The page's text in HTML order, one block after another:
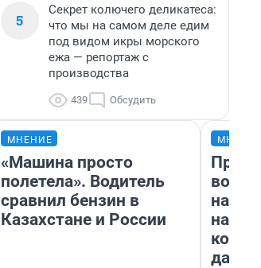
5
Секрет колючего деликатеса:
что мы на самом деле едим
под видом икры морского
ежа — репортаж с
производства
439 Обсудить
МНЕНИЕ
«Машина просто
полетела». Водитель
сравнил бензин в
Казахстане и России
нам
даже